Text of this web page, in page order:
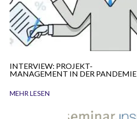
INTERVIEW: PROJEKT-
MANAGEMENT IN DER PANDEMIE
MEHR LESEN